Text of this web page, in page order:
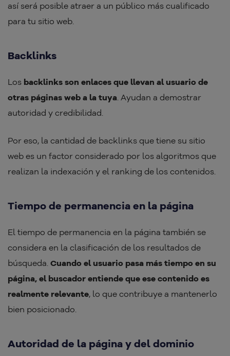
así será posible atraer a un público más cualificado
para tu sitio web.
Backlinks
Los backlinks son enlaces que llevan al usuario de
otras páginas web a la tuya. Ayudan a demostrar
autoridad y credibilidad.
Por eso, la cantidad de backlinks que tiene su sitio
web es un factor considerado por los algoritmos que
realizan la indexación y el ranking de los contenidos.
Tiempo de permanencia en la página
El tiempo de permanencia en la página también se
considera en la clasificación de los resultados de
búsqueda. Cuando el usuario pasa más tiempo en su
página, el buscador entiende que ese contenido es
realmente relevante, lo que contribuye a mantenerlo
bien posicionado.
Autoridad de la página y del dominio